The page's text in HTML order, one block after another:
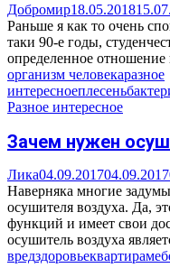
Добромир18.05.2018
Раньше я как то очень
таки 90-е годы,
определенное
организм человекаразное
интересноеплесень
Разное интересное
Зачем нужен
Лика04.09.201704.09.2017
Наверняка многие
осушителя воздуха. Да,
функций и имеет свои
осушитель воздуха
вредздоровьеквартира